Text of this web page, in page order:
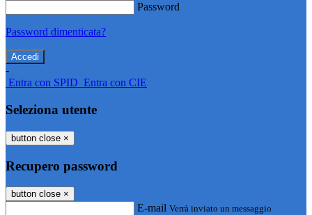
Password
Password dimenticata?
-
Entra con SPID Entra con CIE
Seleziona utente
button close ×
Recupero password
button close ×
E-mail Verrà inviato un messaggio